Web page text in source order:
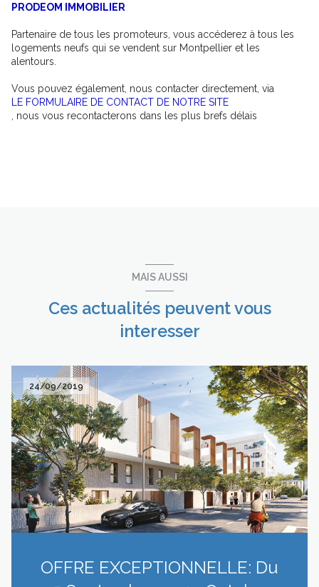
PRODEOM IMMOBILIER
Partenaire de tous les promoteurs, vous accéderez à tous les
logements neufs qui se vendent sur Montpellier et les
alentours.
Vous pouvez également, nous contacter directement, via
LE FORMULAIRE DE CONTACT DE NOTRE SITE
, nous vous recontacterons dans les plus brefs délais
MAIS AUSSI
Ces actualités peuvent vous
interesser
24/09/2019
OFFRE EXCEPTIONNELLE: Du